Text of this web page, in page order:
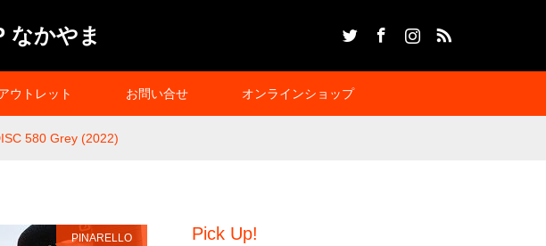
なかやま
ウトレット お問い合せ オンラインショップ
580 Grey (2022)
PINARELLO Pick Up!